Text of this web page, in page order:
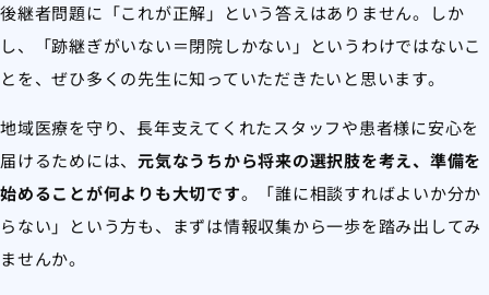
後継者問題に「これが正解」という答えはありません。しか
し、「跡継ぎがいない＝閉院しかない」というわけではないこ
とを、ぜひ多くの先生に知っていただきたいと思います。
地域医療を守り、長年支えてくれたスタッフや患者様に安心を
届けるためには、 元気なうちから将来の選択肢を考え、準備を
始めることが何よりも大切です。「誰に相談すればよいか分か
らない」という方も、まずは情報収集から一歩を踏み出してみ
ませんか。